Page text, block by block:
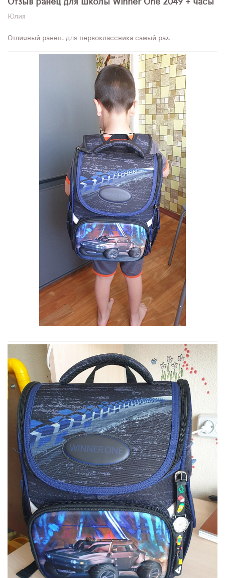
Отзыв ранец для школы Winner One 2049 + часы
Юлия
Отличный ранец, для первоклассника самый раз.